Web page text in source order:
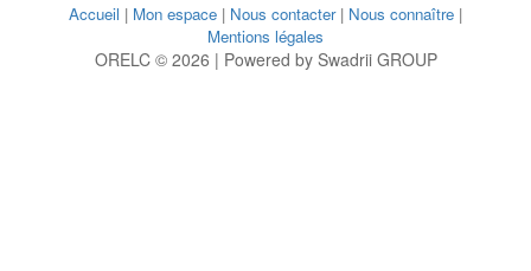
Accueil | Mon espace | Nous contacter| Nous connaître |
Mentions légales
ORELC © 2026 | Powered by Swadrii GROUP